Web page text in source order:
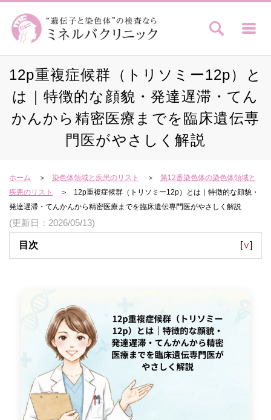
12p重複症候群（トリソミー12p）と
は｜特徴的な顔貌・発達遅滞・てん
かんから精密医療までを臨床遺伝専
門医がやさしく解説
ホーム 染色体領域と疾患のリスト
第12番染色体の染色体領域と
疾患のリスト
12p重複症候群（トリソミー12p）とは｜特徴的な顔貌・
発達遅滞・てんかんから精密医療までを臨床遺伝専門医がやさしく解説
(更新日：2026/05/13)
目次 [∨]